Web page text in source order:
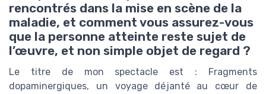
rencontrés dans la mise en scène de la
maladie, et comment vous assurez-vous
que la personne atteinte reste sujet de
l’œuvre, et non simple objet de regard ?
Le titre de mon spectacle est : Fragments
dopaminergiques, un voyage déjanté au cœur de